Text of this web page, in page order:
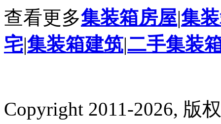
查看更多集装箱房屋|集
宅|集装箱建筑|二手集装
Copyright 2011-2026, 版